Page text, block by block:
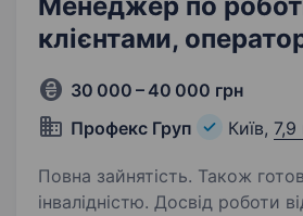
клієнтами,
30 000 – 40 000 грн
Профекс Груп
Київ, 7,9
Повна зайнятість. Також
інвалідністю. Досвід роботи